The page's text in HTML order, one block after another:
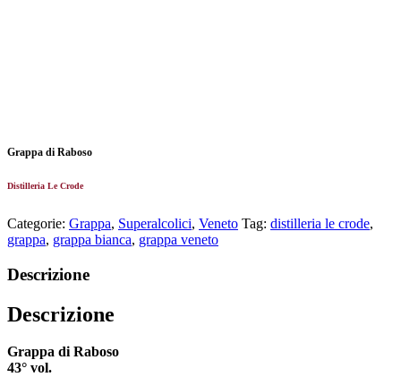
Grappa di Raboso
Distilleria Le Crode
Categorie: Grappa, Superalcolici, Veneto Tag: distilleria le crode,
grappa, grappa bianca, grappa veneto
Descrizione
Descrizione
Grappa di Raboso
43° vol.